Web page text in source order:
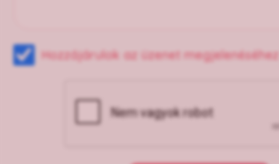
Hozzájárulok az üzenet megjelenéséhez